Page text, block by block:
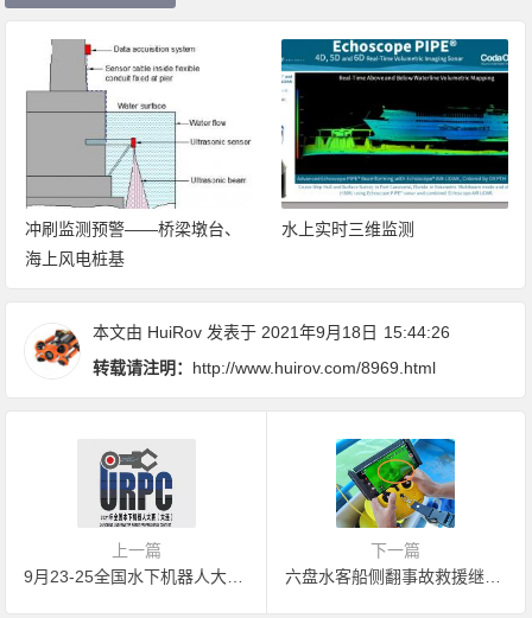
冲刷监测预警——桥梁墩台、
海上风电桩基
水上实时三维监测
本文由 HuiRov 发表于 2021年9月18日 15:44:26
转载请注明： http://www.huirov.com/8969.html
上一篇
9月23-25全国水下机器人大赛又要来啦！
下一篇
六盘水客船侧翻事故救援继续，采用水下无人机等设备下水搜寻